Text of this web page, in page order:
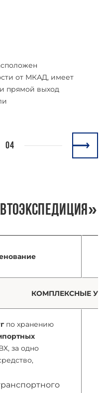
от МКАД, имеет
прямой выход
04
КОМПЛЕКСНЫЕ
по хранению
за одно